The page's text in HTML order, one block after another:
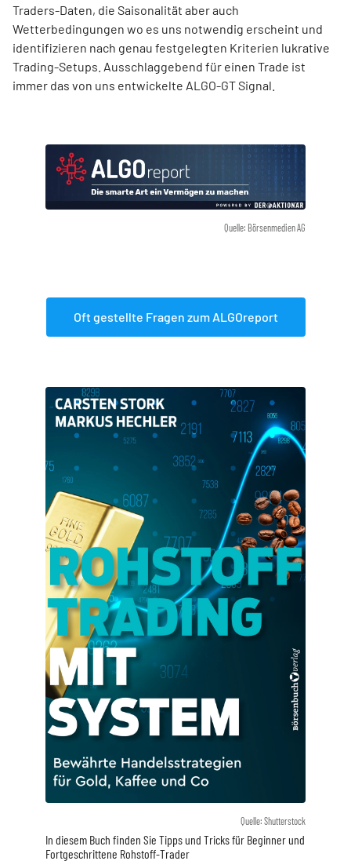
Traders-Daten, die Saisonalität aber auch
Wetterbedingungen wo es uns notwendig erscheint und
identifizieren nach genau festgelegten Kriterien lukrative
Trading-Setups. Ausschlaggebend für einen Trade ist
immer das von uns entwickelte ALGO-GT Signal.
Quelle: Börsenmedien AG
Oft gestellte Fragen zum ALGOreport
Quelle: Shutterstock
In diesem Buch finden Sie Tipps und Tricks für Beginner und
Fortgeschrittene Rohstoff-Trader